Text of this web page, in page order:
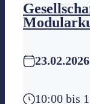
23.02.2026
10:00 bis